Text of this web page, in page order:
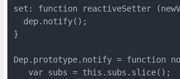
set: function reactiveSetter
  dep.notify();
}
Dep.prototype.notify = function
   var subs = this.subs.slice();